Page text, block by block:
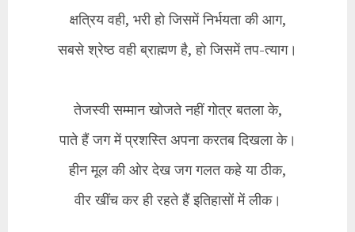
क्षत्रिय वही, भरी हो जिसमें निर्भयता की आग,
सबसे श्रेष्ठ वही ब्राह्मण है, हो जिसमें तप-त्याग।
तेजस्वी सम्मान खोजते नहीं गोत्र बतला के,
पाते हैं जग में प्रशस्ति अपना करतब दिखला के।
हीन मूल की ओर देख जग गलत कहे या ठीक,
वीर खींच कर ही रहते हैं इतिहासों में लीक।